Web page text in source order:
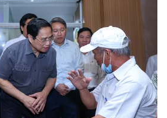
lai